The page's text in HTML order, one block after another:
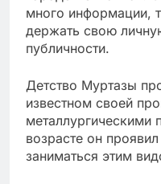
много информации,
держать свою
публичности.
Детство Муртазы
известном своей
металлургическими
возрасте он
заниматься этим